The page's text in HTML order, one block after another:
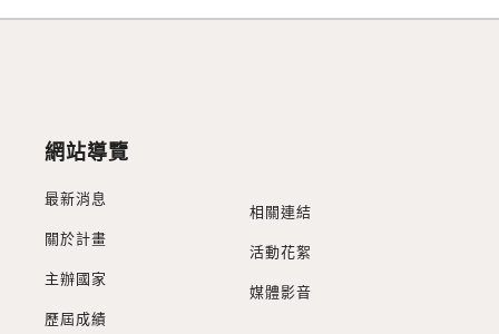
網站導覽
最新消息
關於計畫
主辦國家
歷屆成績
相關連結
活動花絮
媒體影音